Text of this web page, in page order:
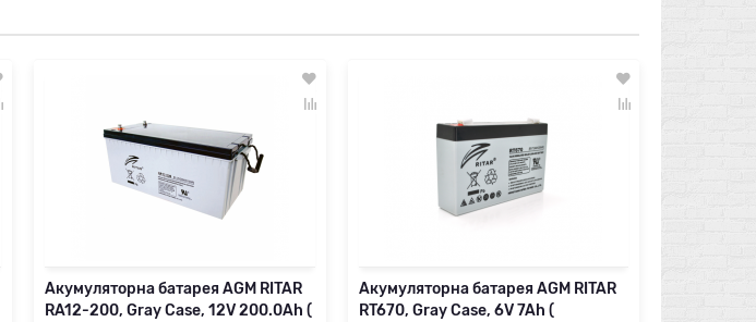
Акумуляторна батарея AGM RITAR
RA12-200, Gray Case, 12V 200.0Ah (
Акумуляторна батарея AGM RITAR
RT670, Gray Case, 6V 7Ah (